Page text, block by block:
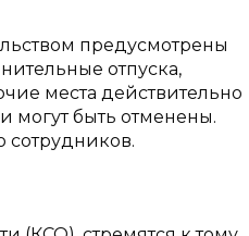
предусмотрены
отпуска,
места действительно
могут быть отменены.
сотрудников.